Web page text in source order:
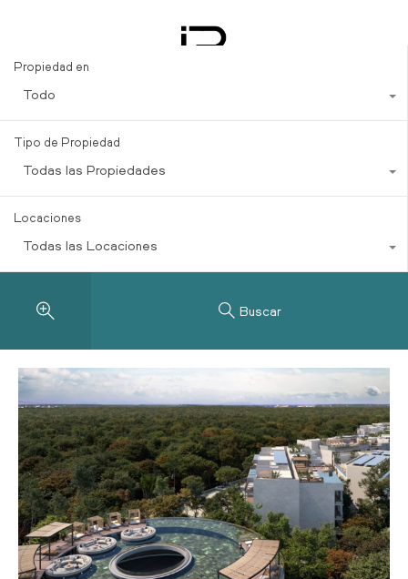
Propiedad en
Todo
Tipo de Propiedad
Todas las Propiedades
Locaciones
Todas las Locaciones
Buscar